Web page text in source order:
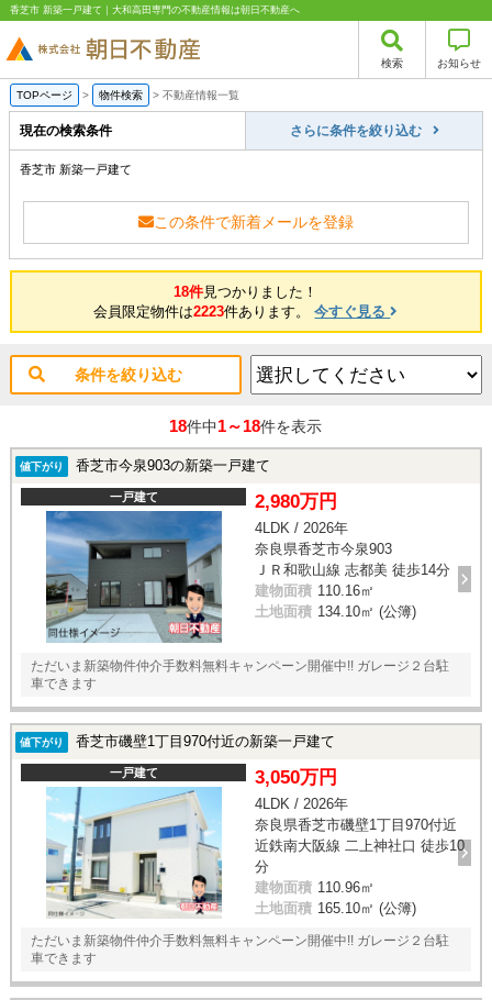
香芝市 新築一戸建て｜大和高田専門の不動産情報は朝日不動産へ
検索 お知らせ
TOPページ > 物件検索 > 不動産情報一覧
現在の検索条件 さらに条件を絞り込む
香芝市 新築一戸建て
この条件で新着メールを登録
18件見つかりました！
会員限定物件は2223件あります。今すぐ見る
条件を絞り込む
18件中1～18件を表示
値下がり 香芝市今泉903の新築一戸建て
一戸建て 2,980万円
4LDK / 2026年
奈良県香芝市今泉903
ＪＲ和歌山線 志都美 徒歩14分
建物面積 110.16㎡
土地面積 134.10㎡ (公簿)
ただいま新築物件仲介手数料無料キャンペーン開催中!! ガレージ２台駐
車できます
値下がり 香芝市磯壁1丁目970付近の新築一戸建て
一戸建て 3,050万円
4LDK / 2026年
奈良県香芝市磯壁1丁目970付近
近鉄南大阪線 二上神社口 徒歩10
分
建物面積 110.96㎡
土地面積 165.10㎡ (公簿)
ただいま新築物件仲介手数料無料キャンペーン開催中!! ガレージ２台駐
車できます